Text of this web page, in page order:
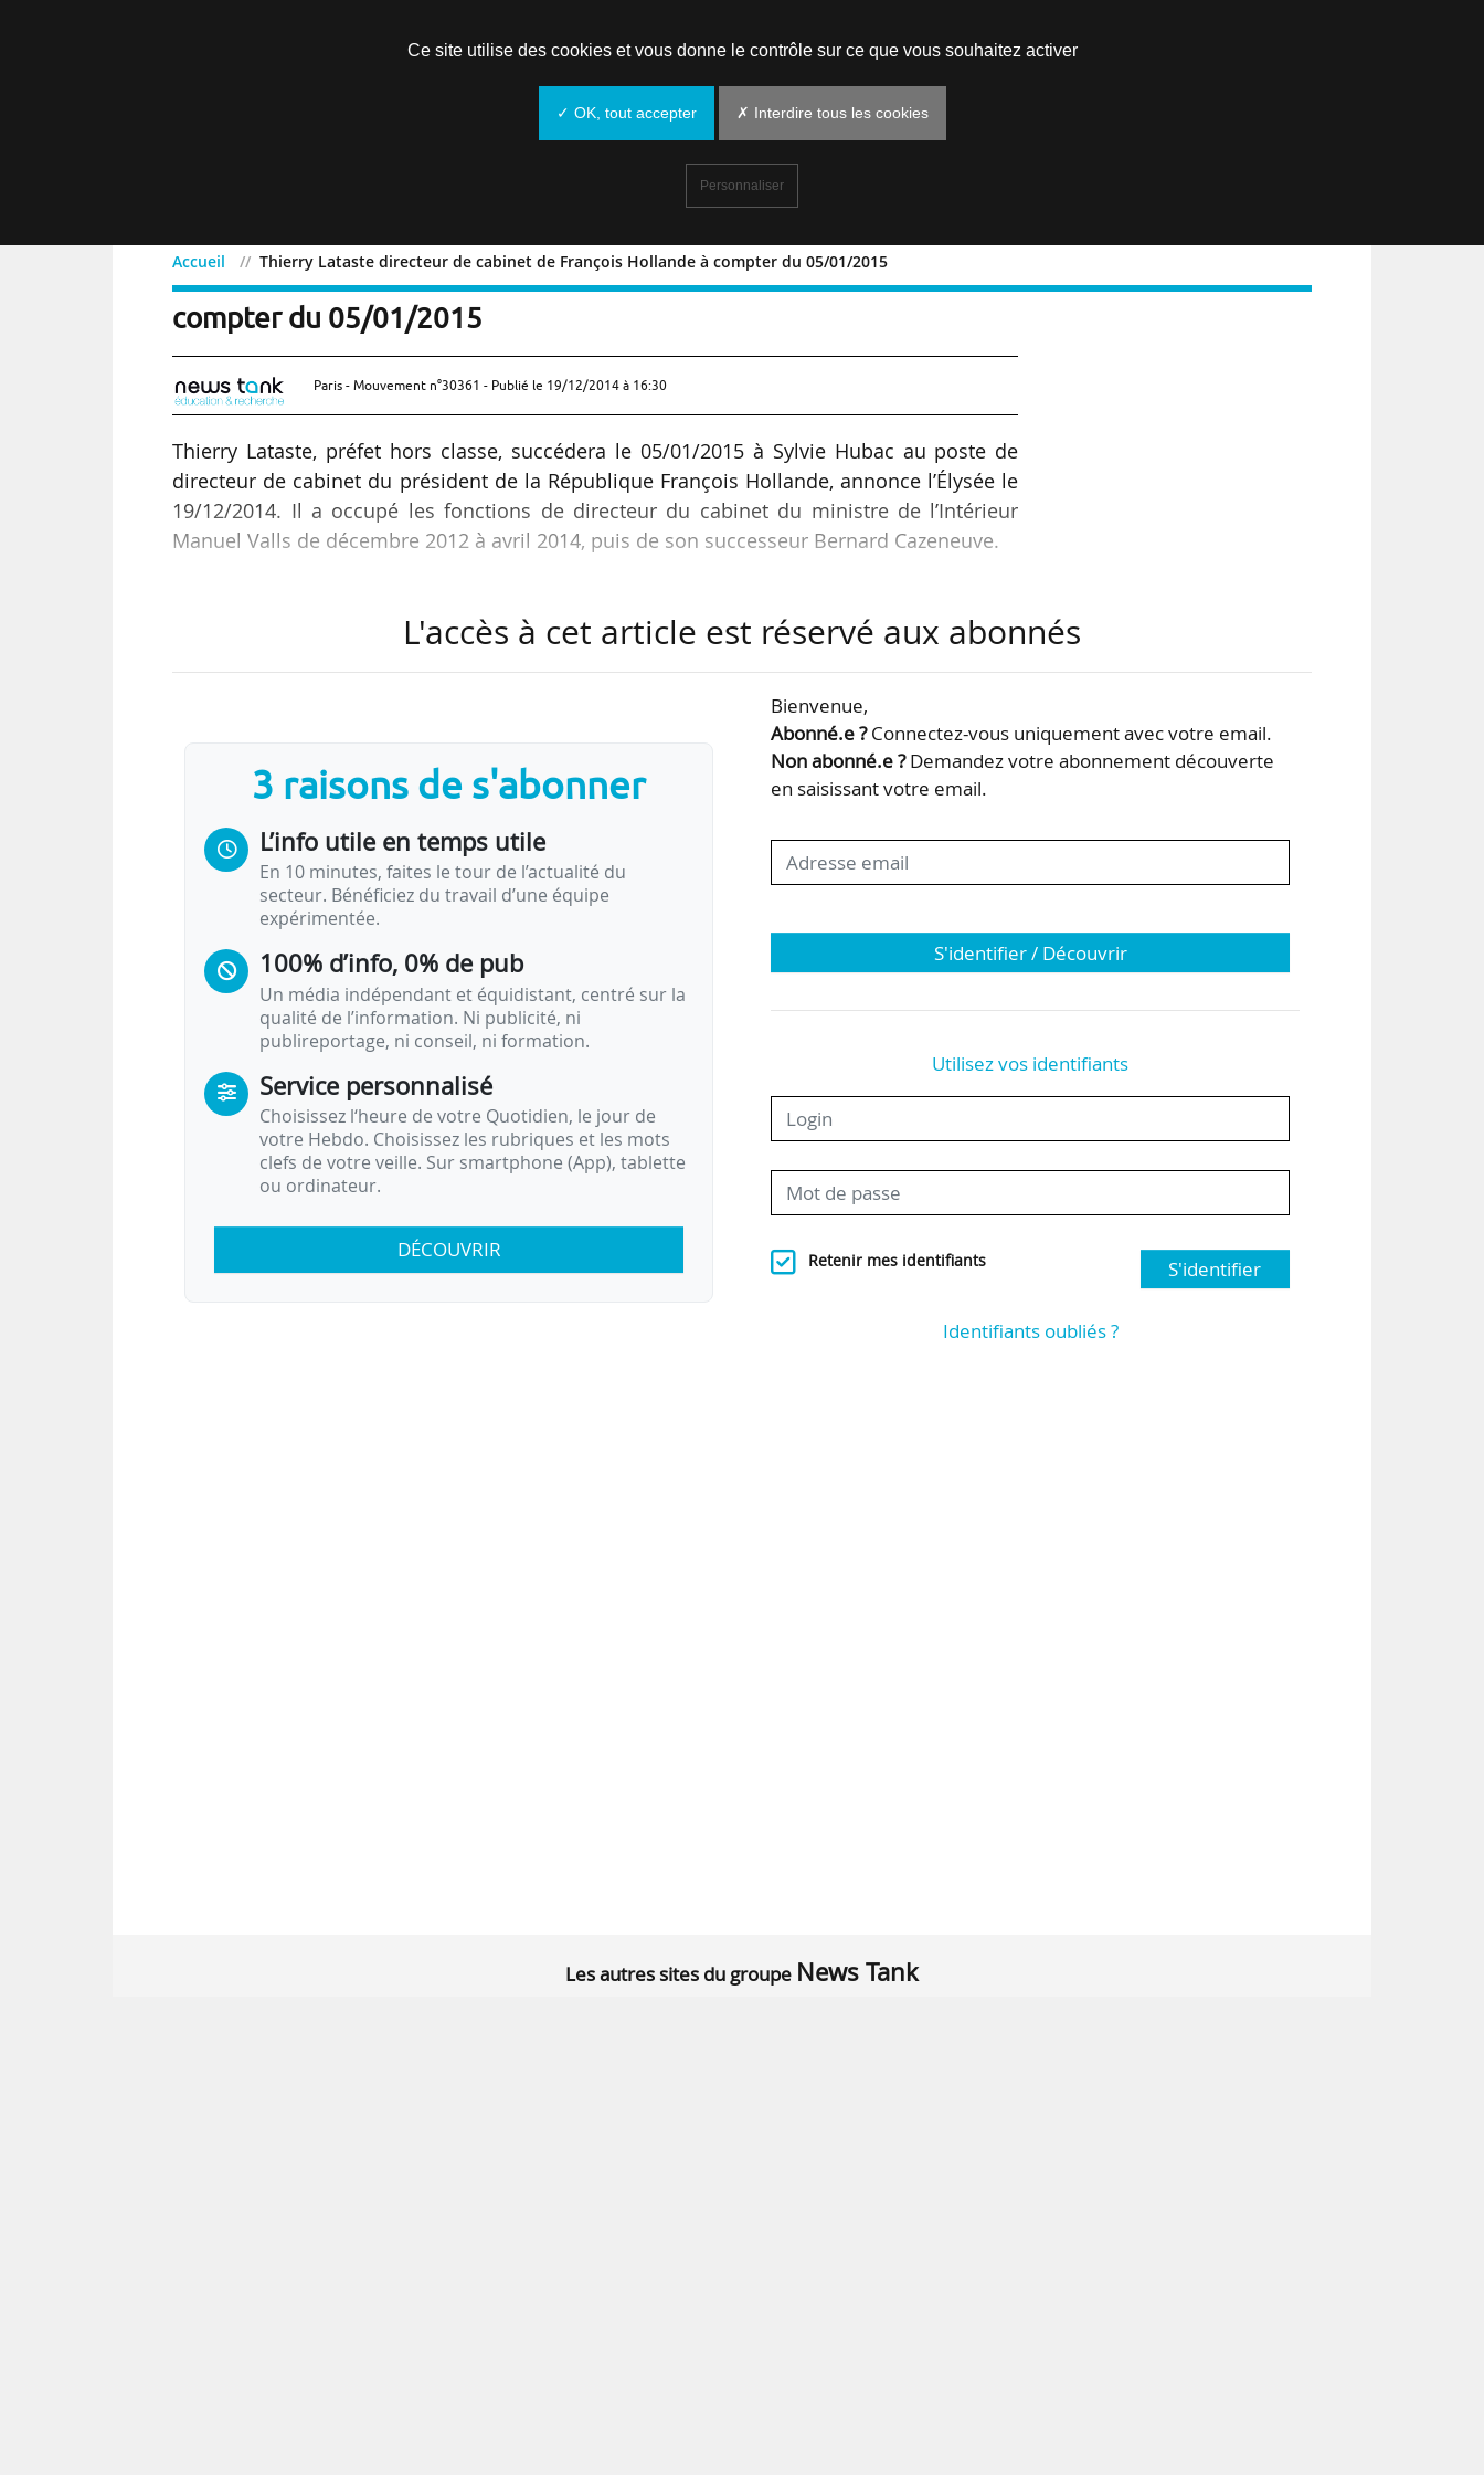
Accueil Thierry Lataste directeur de cabinet de François Hollande à compter du 05/01/2015
Thierry Lataste directeur de cabinet de François Hollande à
compter du 05/01/2015
Paris - Mouvement n°30361 - Publié le 19/12/2014 à 16:30
Thierry Lataste, préfet hors classe, succédera le 05/01/2015 à Sylvie Hubac au poste de
directeur de cabinet du président de la République François Hollande, annonce l’Élysée le
19/12/2014. Il a occupé les fonctions de directeur du cabinet du ministre de l’Intérieur
Manuel Valls de décembre 2012 à avril 2014, puis de son successeur Bernard Cazeneuve.
président de la République, est nommée directrice adjointe.
L'accès à cet article est réservé aux abonnés
3 raisons de s'abonner
L’info utile en temps utile
En 10 minutes, faites le tour de l’actualité du
secteur. Bénéficiez du travail d’une équipe
expérimentée.
100% d’info, 0% de pub
Un média indépendant et équidistant, centré sur la
qualité de l’information. Ni publicité, ni
publireportage, ni conseil, ni formation.
Service personnalisé
Choisissez l‘heure de votre Quotidien, le jour de
votre Hebdo. Choisissez les rubriques et les mots
clefs de votre veille. Sur smartphone (App), tablette
ou ordinateur.
DÉCOUVRIR
Bienvenue,
Abonné.e ?Connectez-vous uniquement avec votre email.
Non abonné.e ?Demandez votre abonnement découverte
en saisissant votre email.
S'identifier / Découvrir
Utilisez vos identifiants
Retenir mes identifiants S'identifier
Identifiants oubliés ?
Les autres sites du groupe News Tank
Ce site utilise des cookies et vous donne le contrôle sur ce que vous souhaitez activer
✓ OK, tout accepter ✗ Interdire tous les cookies
Personnaliser